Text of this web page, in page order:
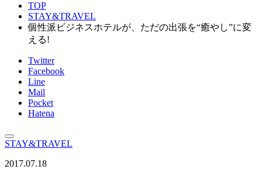
TOP
STAY&TRAVEL
個性派ビジネスホテルが、ただの出張を“癒やし”に変
える!
Twitter
Facebook
Line
Mail
Pocket
Hatena
STAY&TRAVEL
2017.07.18